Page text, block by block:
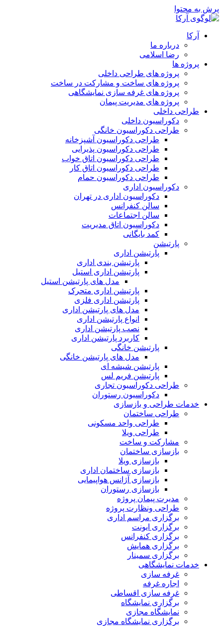
پرش به محتوا
آرکا
درباره ما
رضا اسلامی
پروژه ها
پروژه های طراحی داخلی
پروژه های ساخت و مشارکت در ساخت
پروژه های غرفه سازی نمایشگاهی
پروژه های مدیریت پیمان
طراحی داخلی
دکوراسیون داخلی
طراحی دکوراسیون خانگی
طراحی دکوراسیون آشپزخانه
طراحی دکوراسیون پذیرایی
طراحی دکوراسیون اتاق خواب
طراحی دکوراسیون اتاق کار
طراحی دکوراسیون حمام
دکوراسیون اداری
دکوراسیون اداری در تهران
سالن کنفرانس
سالن اجتماعات
دکوراسیون اتاق مدیریت
کمد بایگانی
پارتیشن
پارتیشن اداری
پارتیشن بندی اداری
پارتیشن اداری استیل
مدل های پارتیشن استیل
پارتیشن اداری متحرک
پارتیشن اداری فلزی
مدل های پارتیشن اداری
انواع پارتیشن اداری
نصب پارتیشن اداری
کاربرد پارتیشن اداری
پارتیشن خانگی
مدل های پارتیشن خانگی
پارتیشن شیشه ای
پارتیشن فریم لس
طراحی دکوراسیون تجاری
دکوراسیون رستوران
خدمات طراحی و بازسازی
طراحی ساختمان
طراحی واحد مسکونی
طراحی ویلا
مشارکت و ساخت
بازسازی ساختمان
بازسازی ویلا
بازسازی ساختمان اداری
بازسازی آژانس هواپیمایی
بازسازی رستوران
مدیرت پیمان پروژه
طراحی ونظارت پروژه
برگزاری مراسم اداری
برگزاری ایونت
برگزاری کنفرانس
برگزاری همایش
برگزاری سمینار
خدمات نمایشگاهی
غرفه سازی
اجاره غرفه
غرفه سازی اقساطی
برگزاری نمایشگاه
نمایشگاه مجازی
برگزاری نمایشگاه مجازی